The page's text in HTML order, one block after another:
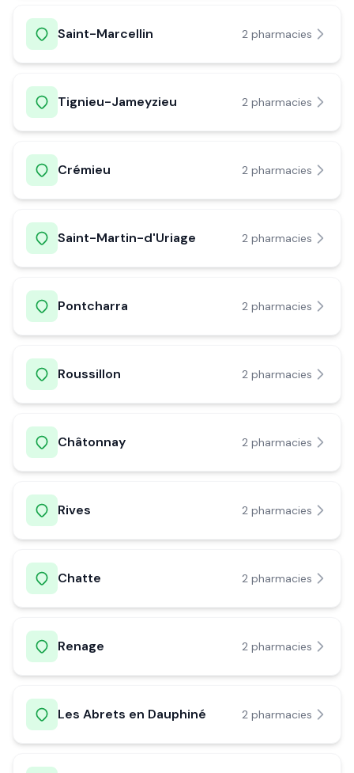
Saint-Marcellin 2 pharmacies
Tignieu-Jameyzieu 2 pharmacies
Crémieu 2 pharmacies
Saint-Martin-d'Uriage 2 pharmacies
Pontcharra 2 pharmacies
Roussillon 2 pharmacies
Châtonnay 2 pharmacies
Rives 2 pharmacies
Chatte 2 pharmacies
Renage 2 pharmacies
Les Abrets en Dauphiné 2 pharmacies